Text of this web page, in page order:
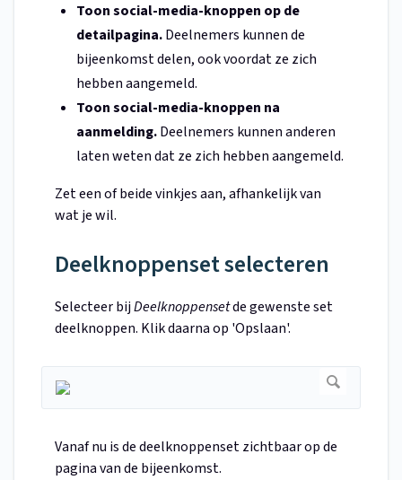
Toon social-media-knoppen op de
detailpagina.Deelnemers kunnen de
bijeenkomst delen, ook voordat ze zich
hebben aangemeld.
Toon social-media-knoppen na
aanmelding.Deelnemers kunnen anderen
laten weten dat ze zich hebben aangemeld.
Zet een of beide vinkjes aan, afhankelijk van
wat je wil.
Deelknoppenset selecteren
Selecteer bijDeelknoppensetde gewenste set
deelknoppen. Klik daarna op 'Opslaan'.
Vanaf nu is de deelknoppenset zichtbaar op de
pagina van de bijeenkomst.